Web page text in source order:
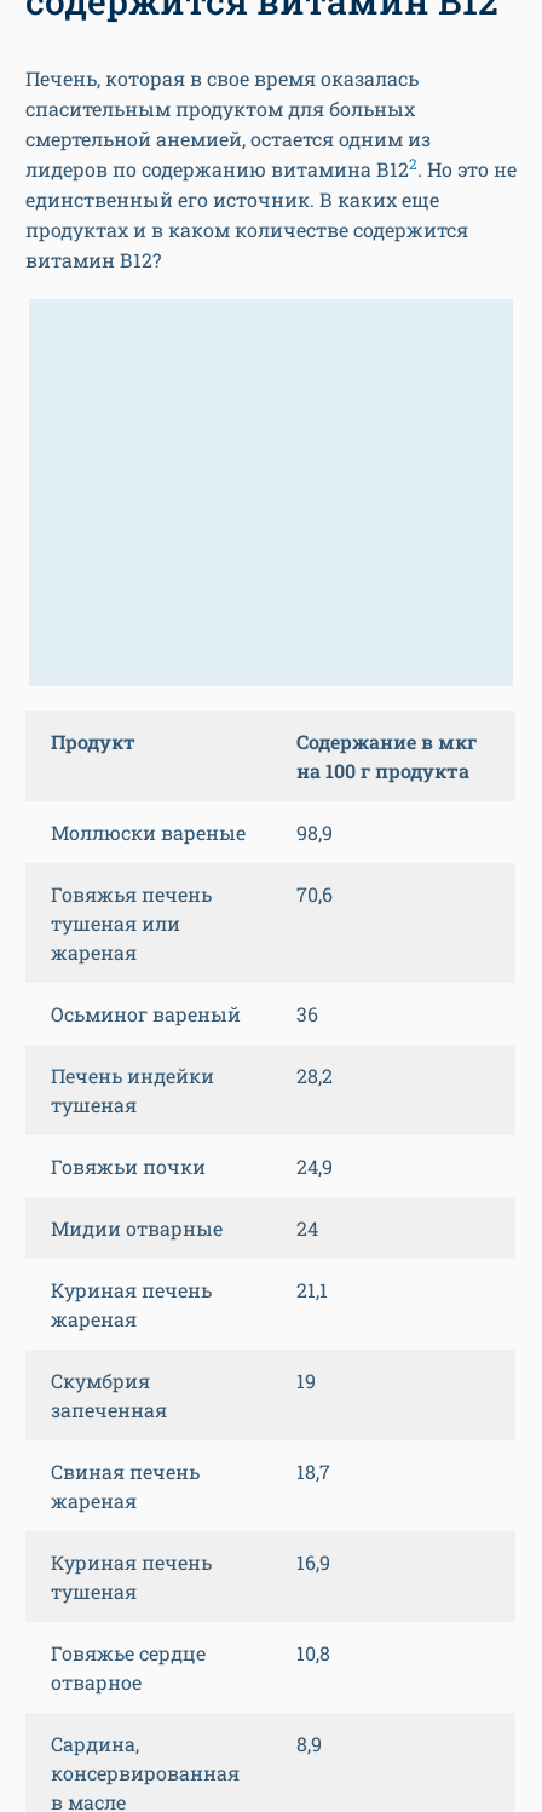
Печень, которая в свое время оказалась
спасительным продуктом для больных
смертельной анемией, остается одним из
лидеров по содержанию витамина В122. Но это не
единственный его источник. В каких еще
продуктах и в каком количестве содержится
витамин В12?
Продукт
Содержание в мкг
на 100 г продукта
Моллюски вареные 98,9
Говяжья печень
тушеная или
жареная
70,6
Осьминог вареный 36
Печень индейки
тушеная
28,2
Говяжьи почки 24,9
Мидии отварные 24
Куриная печень
жареная
21,1
Скумбрия
запеченная
19
Свиная печень
жареная
18,7
Куриная печень
тушеная
16,9
Говяжье сердце
отварное
10,8
Сардина,
консервированная
в масле
8,9